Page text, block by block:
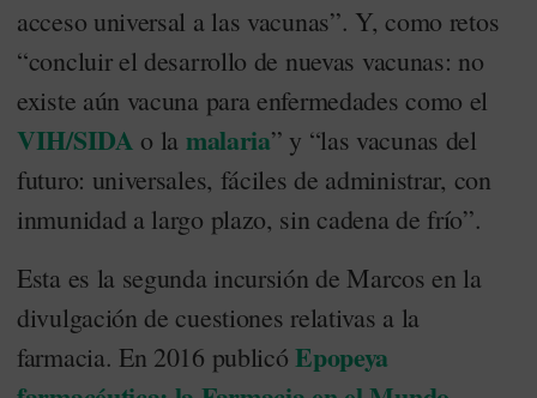
acceso universal a las vacunas”. Y, como retos
“concluir el desarrollo de nuevas vacunas: no
existe aún vacuna para enfermedades como el
VIH/SIDA o la malaria” y “las vacunas del
futuro: universales, fáciles de administrar, con
inmunidad a largo plazo, sin cadena de frío”.
Esta es la segunda incursión de Marcos en la
divulgación de cuestiones relativas a la
farmacia. En 2016 publicóEpopeya